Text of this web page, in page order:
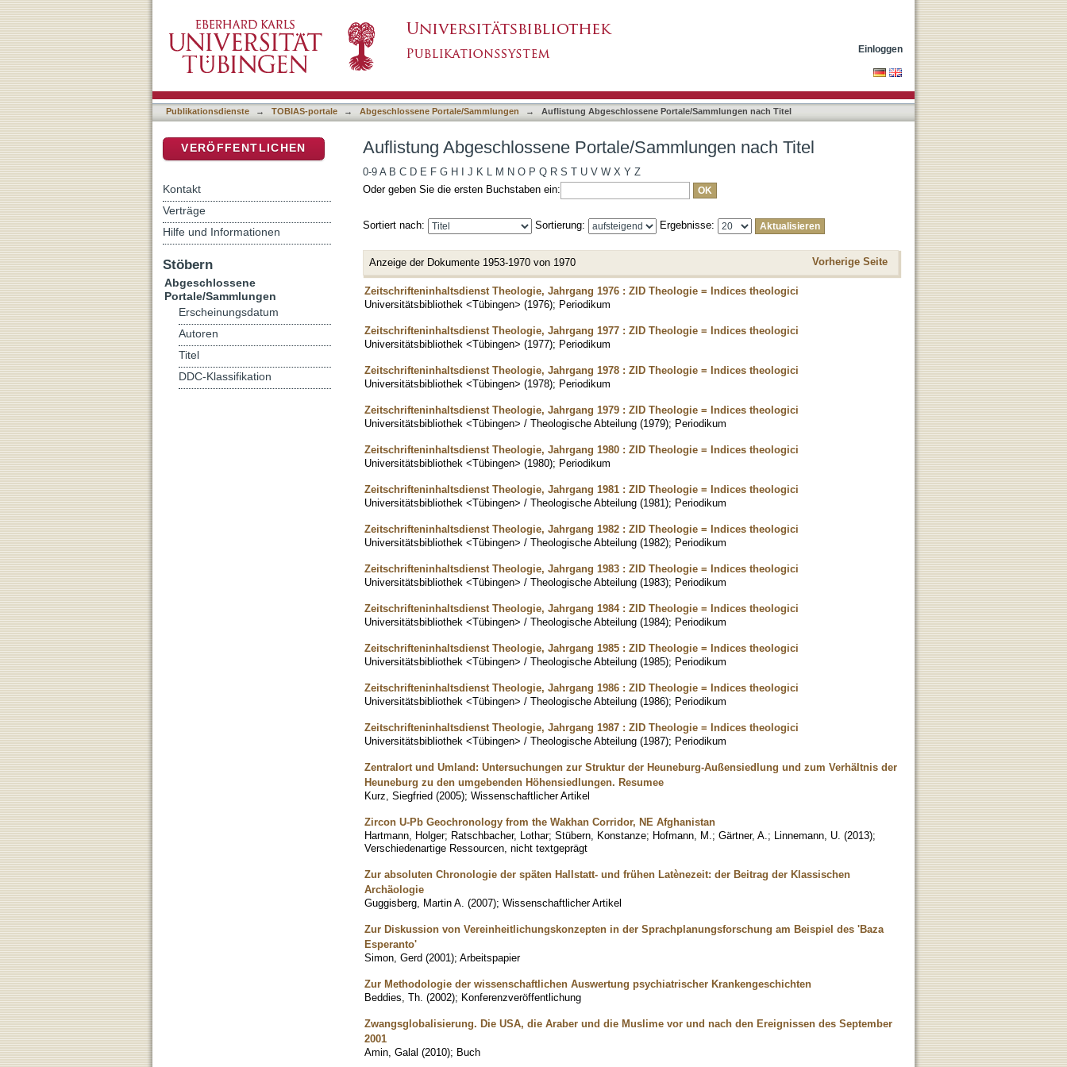
Einloggen
Publikationsdienste → TOBIAS-portale → Abgeschlossene Portale/Sammlungen → Auflistung Abgeschlossene Portale/Sammlungen nach Titel
Auflistung Abgeschlossene Portale/Sammlungen nach Titel
0-9 A B C D E F G H J K L M N O P Q R S T U V W X Y Z
Oder geben Sie die ersten Buchstaben ein:
Sortiert nach: Sortierung: Ergebnisse:
Anzeige der Dokumente 1953-1970 von 1970 Vorherige Seite
Zeitschrifteninhaltsdienst Theologie, Jahrgang 1976 : ZID Theologie = Indices theologici
Universitätsbibliothek <Tübingen> (1976); Periodikum
Zeitschrifteninhaltsdienst Theologie, Jahrgang 1977 : ZID Theologie = Indices theologici
Universitätsbibliothek <Tübingen> (1977); Periodikum
Zeitschrifteninhaltsdienst Theologie, Jahrgang 1978 : ZID Theologie = Indices theologici
Universitätsbibliothek <Tübingen> (1978); Periodikum
Zeitschrifteninhaltsdienst Theologie, Jahrgang 1979 : ZID Theologie = Indices theologici
Universitätsbibliothek <Tübingen> / Theologische Abteilung (1979); Periodikum
Zeitschrifteninhaltsdienst Theologie, Jahrgang 1980 : ZID Theologie = Indices theologici
Universitätsbibliothek <Tübingen> (1980); Periodikum
Zeitschrifteninhaltsdienst Theologie, Jahrgang 1981 : ZID Theologie = Indices theologici
Universitätsbibliothek <Tübingen> / Theologische Abteilung (1981); Periodikum
Zeitschrifteninhaltsdienst Theologie, Jahrgang 1982 : ZID Theologie = Indices theologici
Universitätsbibliothek <Tübingen> / Theologische Abteilung (1982); Periodikum
Zeitschrifteninhaltsdienst Theologie, Jahrgang 1983 : ZID Theologie = Indices theologici
Universitätsbibliothek <Tübingen> / Theologische Abteilung (1983); Periodikum
Zeitschrifteninhaltsdienst Theologie, Jahrgang 1984 : ZID Theologie = Indices theologici
Universitätsbibliothek <Tübingen> / Theologische Abteilung (1984); Periodikum
Zeitschrifteninhaltsdienst Theologie, Jahrgang 1985 : ZID Theologie = Indices theologici
Universitätsbibliothek <Tübingen> / Theologische Abteilung (1985); Periodikum
Zeitschrifteninhaltsdienst Theologie, Jahrgang 1986 : ZID Theologie = Indices theologici
Universitätsbibliothek <Tübingen> / Theologische Abteilung (1986); Periodikum
Zeitschrifteninhaltsdienst Theologie, Jahrgang 1987 : ZID Theologie = Indices theologici
Universitätsbibliothek <Tübingen> / Theologische Abteilung (1987); Periodikum
Zentralort und Umland: Untersuchungen zur Struktur der Heuneburg-Außensiedlung und zum Verhältnis der
Heuneburg zu den umgebenden Höhensiedlungen. Resumee
Kurz, Siegfried (2005); Wissenschaftlicher Artikel
Zircon U-Pb Geochronology from the Wakhan Corridor, NE Afghanistan
Hartmann, Holger; Ratschbacher, Lothar; Stübern, Konstanze; Hofmann, M. ; Gärtner, A. ; Linnemann, U. (2013);
Verschiedenartige Ressourcen, nicht textgeprägt
Zur absoluten Chronologie der späten Hallstatt- und frühen Latènezeit: der Beitrag der Klassischen
Archäologie
Guggisberg, Martin A. (2007); Wissenschaftlicher Artikel
Zur Diskussion von Vereinheitlichungskonzepten in der Sprachplanungsforschung am Beispiel des 'Baza
Esperanto'
Simon, Gerd (2001); Arbeitspapier
Zur Methodologie der wissenschaftlichen Auswertung psychiatrischer Krankengeschichten
Beddies, Th. (2002); Konferenzveröffentlichung
Zwangsglobalisierung. Die USA, die Araber und die Muslime vor und nach den Ereignissen des September
2001
Amin, Galal (2010); Buch
VERÖFFENTLICHEN
Kontakt
Verträge
Hilfe und Informationen
Stöbern
Abgeschlossene
Portale/Sammlungen
Erscheinungsdatum
Autoren
Titel
DDC-Klassifikation